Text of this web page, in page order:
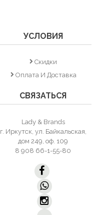
УСЛОВИЯ
Скидки
Оплата И Доставка
СВЯЗАТЬСЯ
Lady & Brands
г. Иркутск, ул. Байкальская,
дом 249, оф. 109
8 908 66-1-55-80